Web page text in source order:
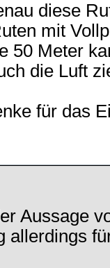
diese
mit
50 Meter
die Luft
für das
Aussage
allerdings